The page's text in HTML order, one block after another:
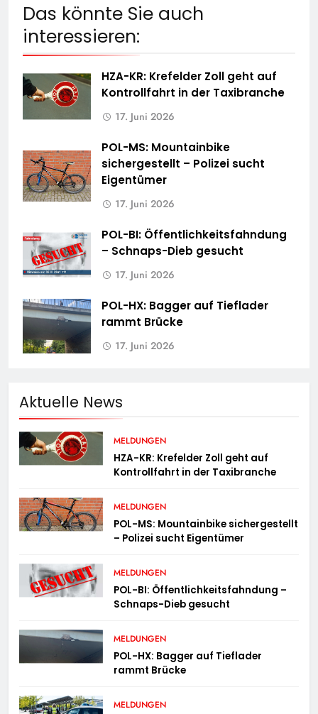
Das könnte Sie auch
interessieren:
HZA-KR: Krefelder Zoll geht auf
Kontrollfahrt in der Taxibranche
17. Juni 2026
POL-MS: Mountainbike
sichergestellt – Polizei sucht
Eigentümer
17. Juni 2026
POL-BI: Öffentlichkeitsfahndung
– Schnaps-Dieb gesucht
17. Juni 2026
POL-HX: Bagger auf Tieflader
rammt Brücke
17. Juni 2026
Aktuelle News
MELDUNGEN
HZA-KR: Krefelder Zoll geht auf
Kontrollfahrt in der Taxibranche
MELDUNGEN
POL-MS: Mountainbike sichergestellt
– Polizei sucht Eigentümer
MELDUNGEN
POL-BI: Öffentlichkeitsfahndung –
Schnaps-Dieb gesucht
MELDUNGEN
POL-HX: Bagger auf Tieflader
rammt Brücke
MELDUNGEN